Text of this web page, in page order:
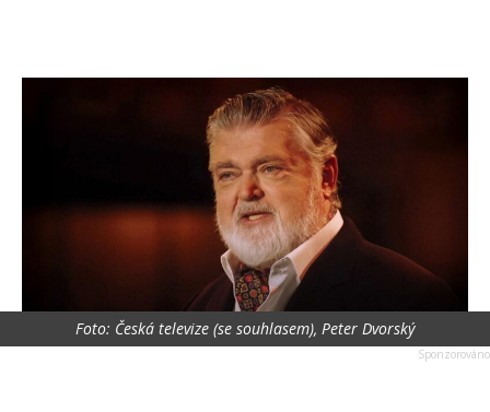
Foto: Česká televize (se souhlasem), Peter Dvorský